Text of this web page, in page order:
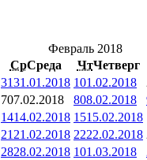
Февраль 2018
СрСреда ЧтЧетверг
3131.01.2018 101.02.2018
707.02.2018 808.02.2018
1414.02.2018 1515.02.2018
21 21.02.2018 2222.02.2018
2828.02.2018 101.03.2018